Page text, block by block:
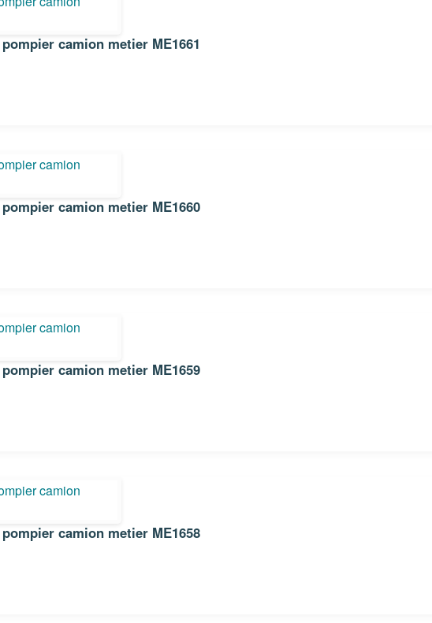
Sticker Autocollant pompier camion metier ME1661
Sticker Autocollant pompier camion metier ME1660
Sticker Autocollant pompier camion metier ME1659
Sticker Autocollant pompier camion metier ME1658